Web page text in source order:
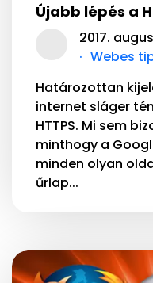
Újabb lépés a
2017.
Webes
Határozottan
internet sláger
HTTPS. Mi sem
minthogy a
minden olyan
űrlap...